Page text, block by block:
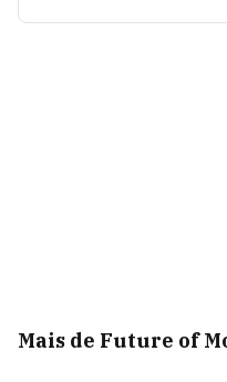
Mais de Future of